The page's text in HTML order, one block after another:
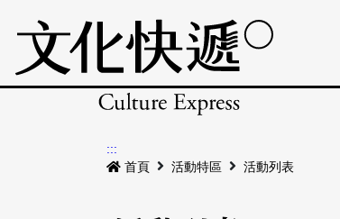
:::
首頁
活動特區 活動列表